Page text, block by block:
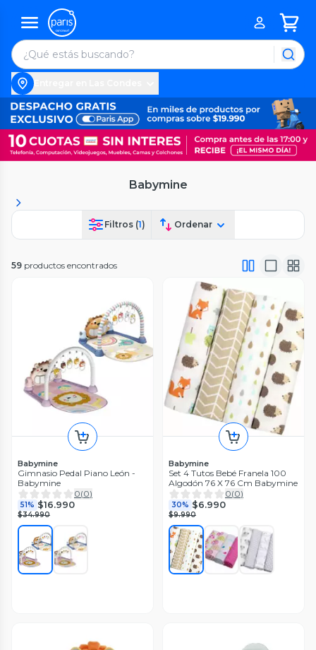
Babymine
Filtros (1) Ordenar
59 productos encontrados
Babymine
Gimnasio Pedal Piano León -
Babymine
0(0)
51% $16.990
$34.990
Babymine
Set 4 Tutos Bebé Franela 100
Algodón 76 X 76 Cm Babymine
0(0)
30% $6.990
$9.990